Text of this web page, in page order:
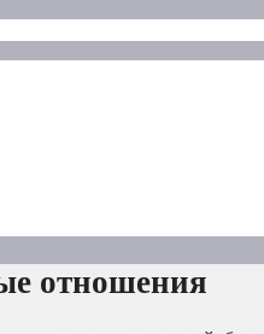
отношения